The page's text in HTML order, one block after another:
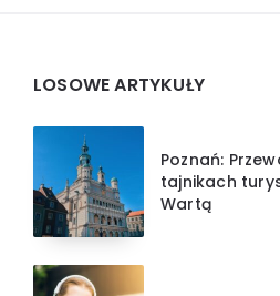
LOSOWE ARTYKUŁY
Poznań:
tajnikach
Wartą